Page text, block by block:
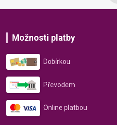
Možnosti platby
Dobírkou
Převodem
Online platbou